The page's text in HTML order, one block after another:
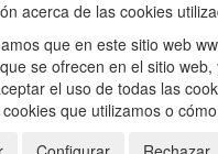
acerca de las cookies
que en este sitio web
se ofrecen en el sitio
el uso de todas las
que utilizamos o